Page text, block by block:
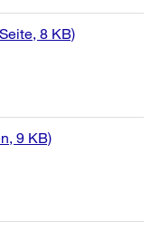
8 KB)
9 KB)